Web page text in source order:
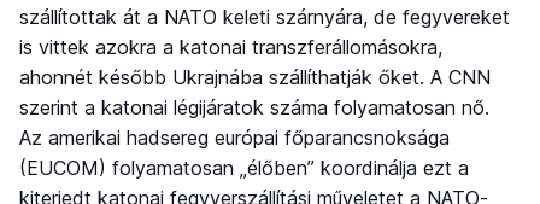
szállítottak át a NATO keleti szárnyára, de fegyvereket
is vittek azokra a katonai transzferállomásokra,
ahonnét később Ukrajnába szállíthatják őket. A CNN
szerint a katonai légijáratok száma folyamatosan nő.
Az amerikai hadsereg európai főparancsnoksága
(EUCOM) folyamatosan „élőben” koordinálja ezt a
kiterjedt katonai fegyverszállítási műveletet a NATO-